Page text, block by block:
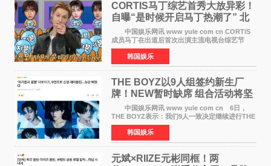
CORTIS马丁综艺首秀大放异彩！
自曝“是时候开启马丁热潮了” 北
美巡演火热进行中
中国娱乐网讯 www yule com cn CORTIS
成员马丁在出道后首次出演主流电视台综艺节
目，展现了多才多艺的魅力。 马丁出演了5日
播出的MBC《Radio Star》Fashion与Passion
之间，I&lsquo;m
韩国娱乐
THE BOYZ以9人组签约新生厂
牌！NEW暂时缺席 组合活动将坚
定不移继续
中国娱乐网讯 www yule com cn 6日，
THE BOYZ表示：我们9人一致决定继续进行THE
BOYZ组合活动，并且已经完成了组合团体活动
签约。目前正在新生厂牌下进行活动准备。尚未
离开THE BOYZ原所
韩国娱乐
元斌×RIIZE元彬同框！两